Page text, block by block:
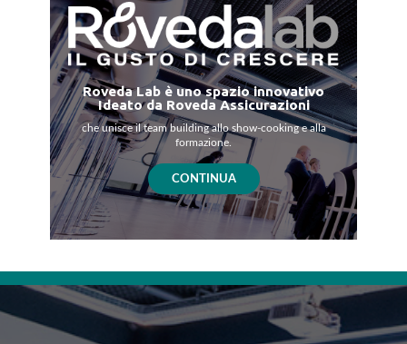
all’aggiornamento o erogazione di nuovi servizi ovvero ad intervenute
innovazioni tecnologiche.
Roveda Lab è uno spazio innovativo
Ideato da Roveda Assicurazioni
che unisce il team building allo show-cooking e alla
formazione.
CONTINUA